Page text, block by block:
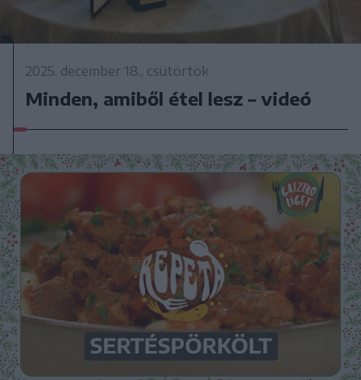
2025. december 18., csütörtök
Minden, amiből étel lesz – videó